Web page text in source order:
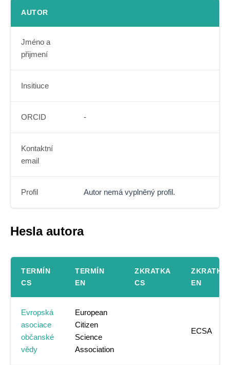
AUTOR
Jméno a
přijmení
Insitiuce
ORCID -
Kontaktní
email
Profil Autor nemá vyplněný profil.
Hesla autora
TERMÍN
CS
TERMÍN
EN
ZKRATKA
CS
ZKRATKA
EN
Evropská
asociace
občanské
vědy
European
Citizen
Science
Association
ECSA